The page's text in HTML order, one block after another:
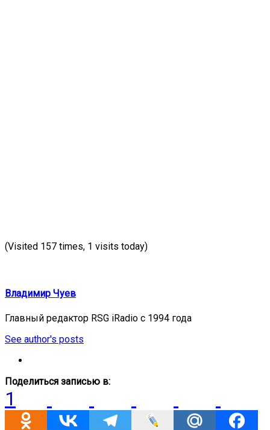
(Visited 157 times, 1 visits today)
Владимир Чуев
Главный редактор RSG iRadio с 1994 года
See author's posts
Поделиться записью в:
1